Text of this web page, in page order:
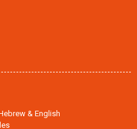
& English